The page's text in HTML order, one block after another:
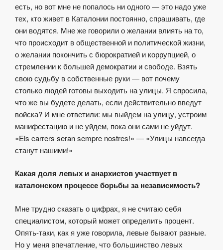
есть, но вот мне не попалось ни одного — это надо уже
тех, кто живет в Каталонии постоянно, спрашивать, где
они водятся. Мне же говорили о желании влиять на то,
что происходит в общественной и политической жизни,
о желании покончить с бюрократией и коррупцией, о
стремлении к большей демократии и свободе. Взять
свою судьбу в собственные руки — вот почему
столько людей готовы выходить на улицы. Я спросила,
что же вы будете делать, если действительно введут
войска? И мне ответили: мы выйдем на улицу, устроим
манифестацию и не уйдем, пока они сами не уйдут.
«Els carrers seran sempre nostres!» — «Улицы навсегда
станут нашими!»
Какая доля левых и анархистов участвует в
каталонском процессе борьбы за независимость?
Мне трудно сказать о цифрах, я не считаю себя
специалистом, который может определить процент.
Опять-таки, как я уже говорила, левые бывают разные.
Но у меня впечатление, что большинство левых